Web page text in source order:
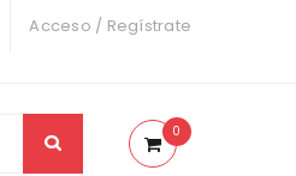
Acceso / Regístrate
0